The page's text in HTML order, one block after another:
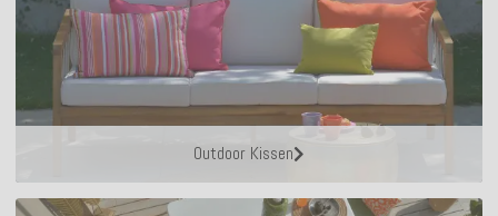
Outdoor Kissen